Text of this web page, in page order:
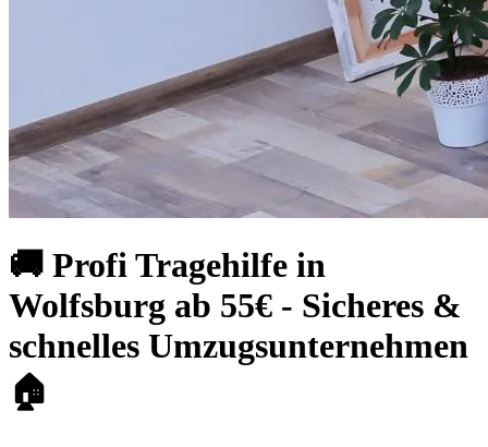
🚚 Profi Tragehilfe in
Wolfsburg ab 55€ - Sicheres &
schnelles Umzugsunternehmen
🏠